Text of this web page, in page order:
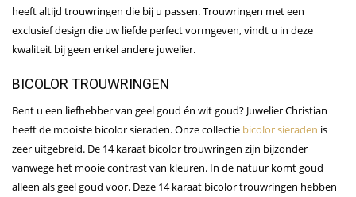
heeft altijd trouwringen die bij u passen. Trouwringen met een
exclusief design die uw liefde perfect vormgeven, vindt u in deze
kwaliteit bij geen enkel andere juwelier.
BICOLOR TROUWRINGEN
Bent u een liefhebber van geel goud én wit goud? Juwelier Christian
heeft de mooiste bicolor sieraden. Onze collectie bicolor sieraden is
zeer uitgebreid. De 14 karaat bicolor trouwringen zijn bijzonder
vanwege het mooie contrast van kleuren. In de natuur komt goud
alleen als geel goud voor. Deze 14 karaat bicolor trouwringen hebben